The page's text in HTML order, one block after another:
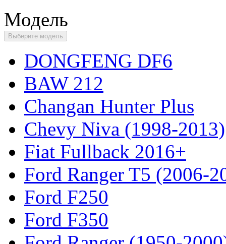
Модель
Выберите модель
DONGFENG DF6
BAW 212
Changan Hunter Plus
Chevy Niva (1998-2013)
Fiat Fullback 2016+
Ford Ranger T5 (2006-
Ford F250
Ford F350